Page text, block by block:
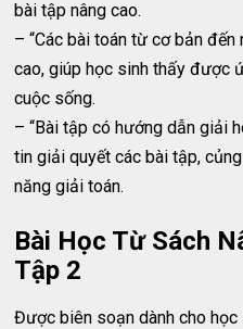
bài tập nâng cao.
– “Các bài toán từ cơ bản đến
cao, giúp học sinh thấy được
cuộc sống.
– “Bài tập có hướng dẫn giải
tin giải quyết các bài tập,
năng giải toán.
Bài Học Từ Sách
Tập 2
Được biên soạn dành cho học